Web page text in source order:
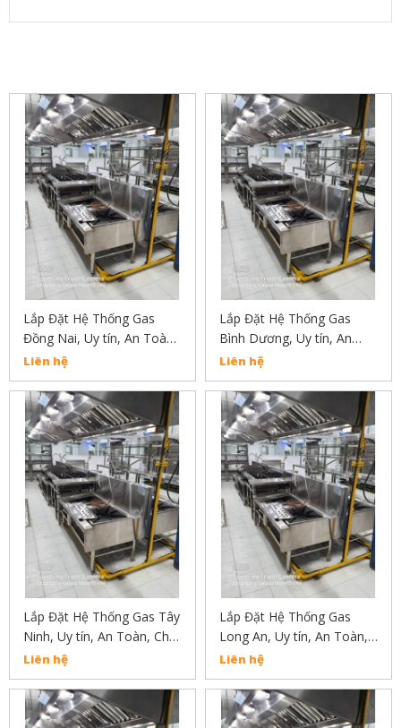
Lắp Đặt Hệ Thống Gas
Đồng Nai, Uy tín, An Toàn,
Chất Lượng Liên Hẹ :
02838304030
Liên hệ
Lắp Đặt Hệ Thống Gas
Bình Dương, Uy tín, An
Toàn, Chất Lượng Liên Hẹ
: 02838304030
Liên hệ
Lắp Đặt Hệ Thống Gas Tây
Ninh, Uy tín, An Toàn, Chất
Lượng Liên Hẹ :
02838304030
Liên hệ
Lắp Đặt Hệ Thống Gas
Long An, Uy tín, An Toàn,
Chất Lượng Liên Hẹ :
02838304030
Liên hệ